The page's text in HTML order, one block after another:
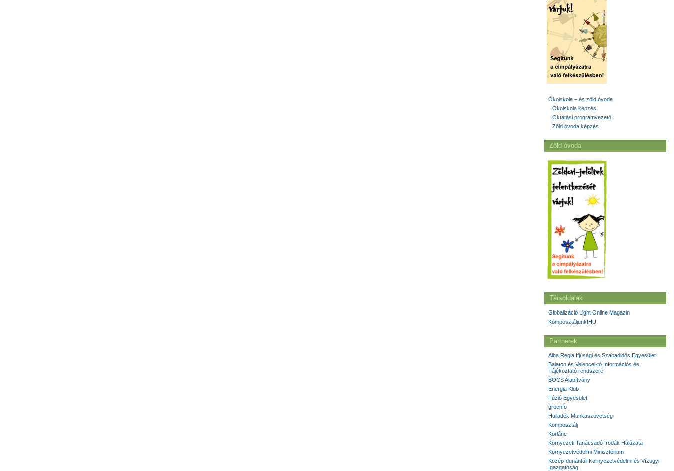
Ökoiskola – és zöld óvoda
Ökoiskola képzés
Oktatási programvezető
Zöld óvoda képzés
Zöld óvoda
Társoldalak
Globalizáció Light Online Magazin
Komposztáljunk!HU
Partnerek
Alba Regia Ifjúsági és Szabadidős Egyesület
Balaton és Velencei-tó Információs és
Tájékoztató rendszere
BOCS Alapítvány
Energia Klub
Fúzió Egyesület
greenfo
Hulladék Munkaszövetség
Komposztálj
Körlánc
Környezeti Tanácsadó Irodák Hálózata
Környezetvédelmi Minisztérium
Közép-dunántúli Környezetvédelmi és Vízügyi
Igazgatóság